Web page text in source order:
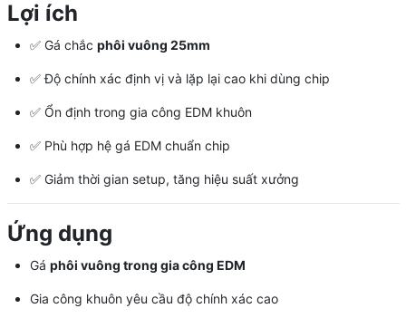
Lợi ích
✅ Gá chắc phôi vuông 25mm
✅ Độ chính xác định vị và lặp lại cao khi dùng chip
✅ Ổn định trong gia công EDM khuôn
✅ Phù hợp hệ gá EDM chuẩn chip
✅ Giảm thời gian setup, tăng hiệu suất xưởng
Ứng dụng
Gá phôi vuông trong gia công EDM
Gia công khuôn yêu cầu độ chính xác cao